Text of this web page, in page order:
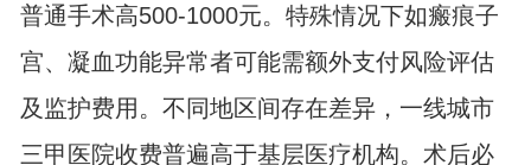
普通手术高500-1000元。特殊情况下如瘢痕子
宫、凝血功能异常者可能需额外支付风险评估
及监护费用。不同地区间存在差异，一线城市
三甲医院收费普遍高于基层医疗机构。术后必